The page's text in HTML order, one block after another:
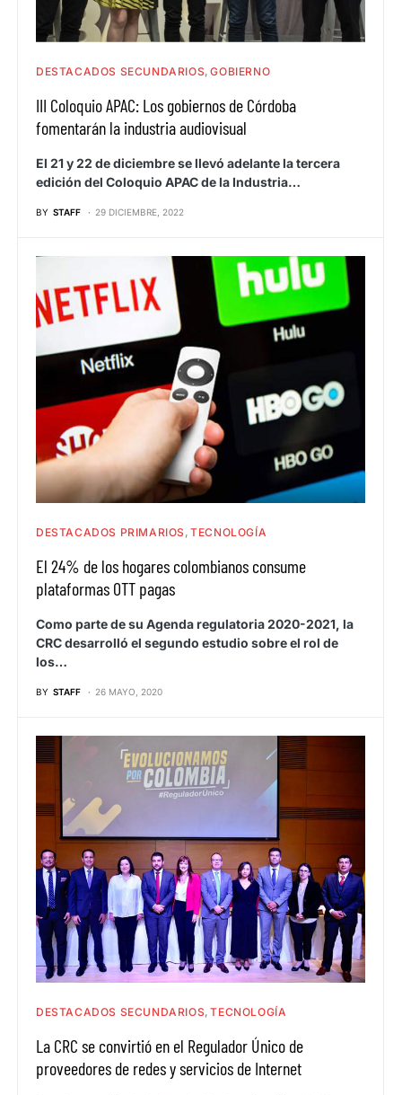
DESTACADOS SECUNDARIOS GOBIERNO
III Coloquio APAC: Los gobiernos de Córdoba
fomentarán la industria audiovisual
El 21 y 22 de diciembre se llevó adelante la tercera
edición del Coloquio APAC de la Industria…
BY STAFF 29 DICIEMBRE, 2022
DESTACADOS PRIMARIOS TECNOLOGÍA
El 24% de los hogares colombianos consume
plataformas OTT pagas
Como parte de su Agenda regulatoria 2020-2021, la
CRC desarrolló el segundo estudio sobre el rol de
los…
BY STAFF 26 MAYO, 2020
DESTACADOS SECUNDARIOS TECNOLOGÍA
La CRC se convirtió en el Regulador Único de
proveedores de redes y servicios de Internet